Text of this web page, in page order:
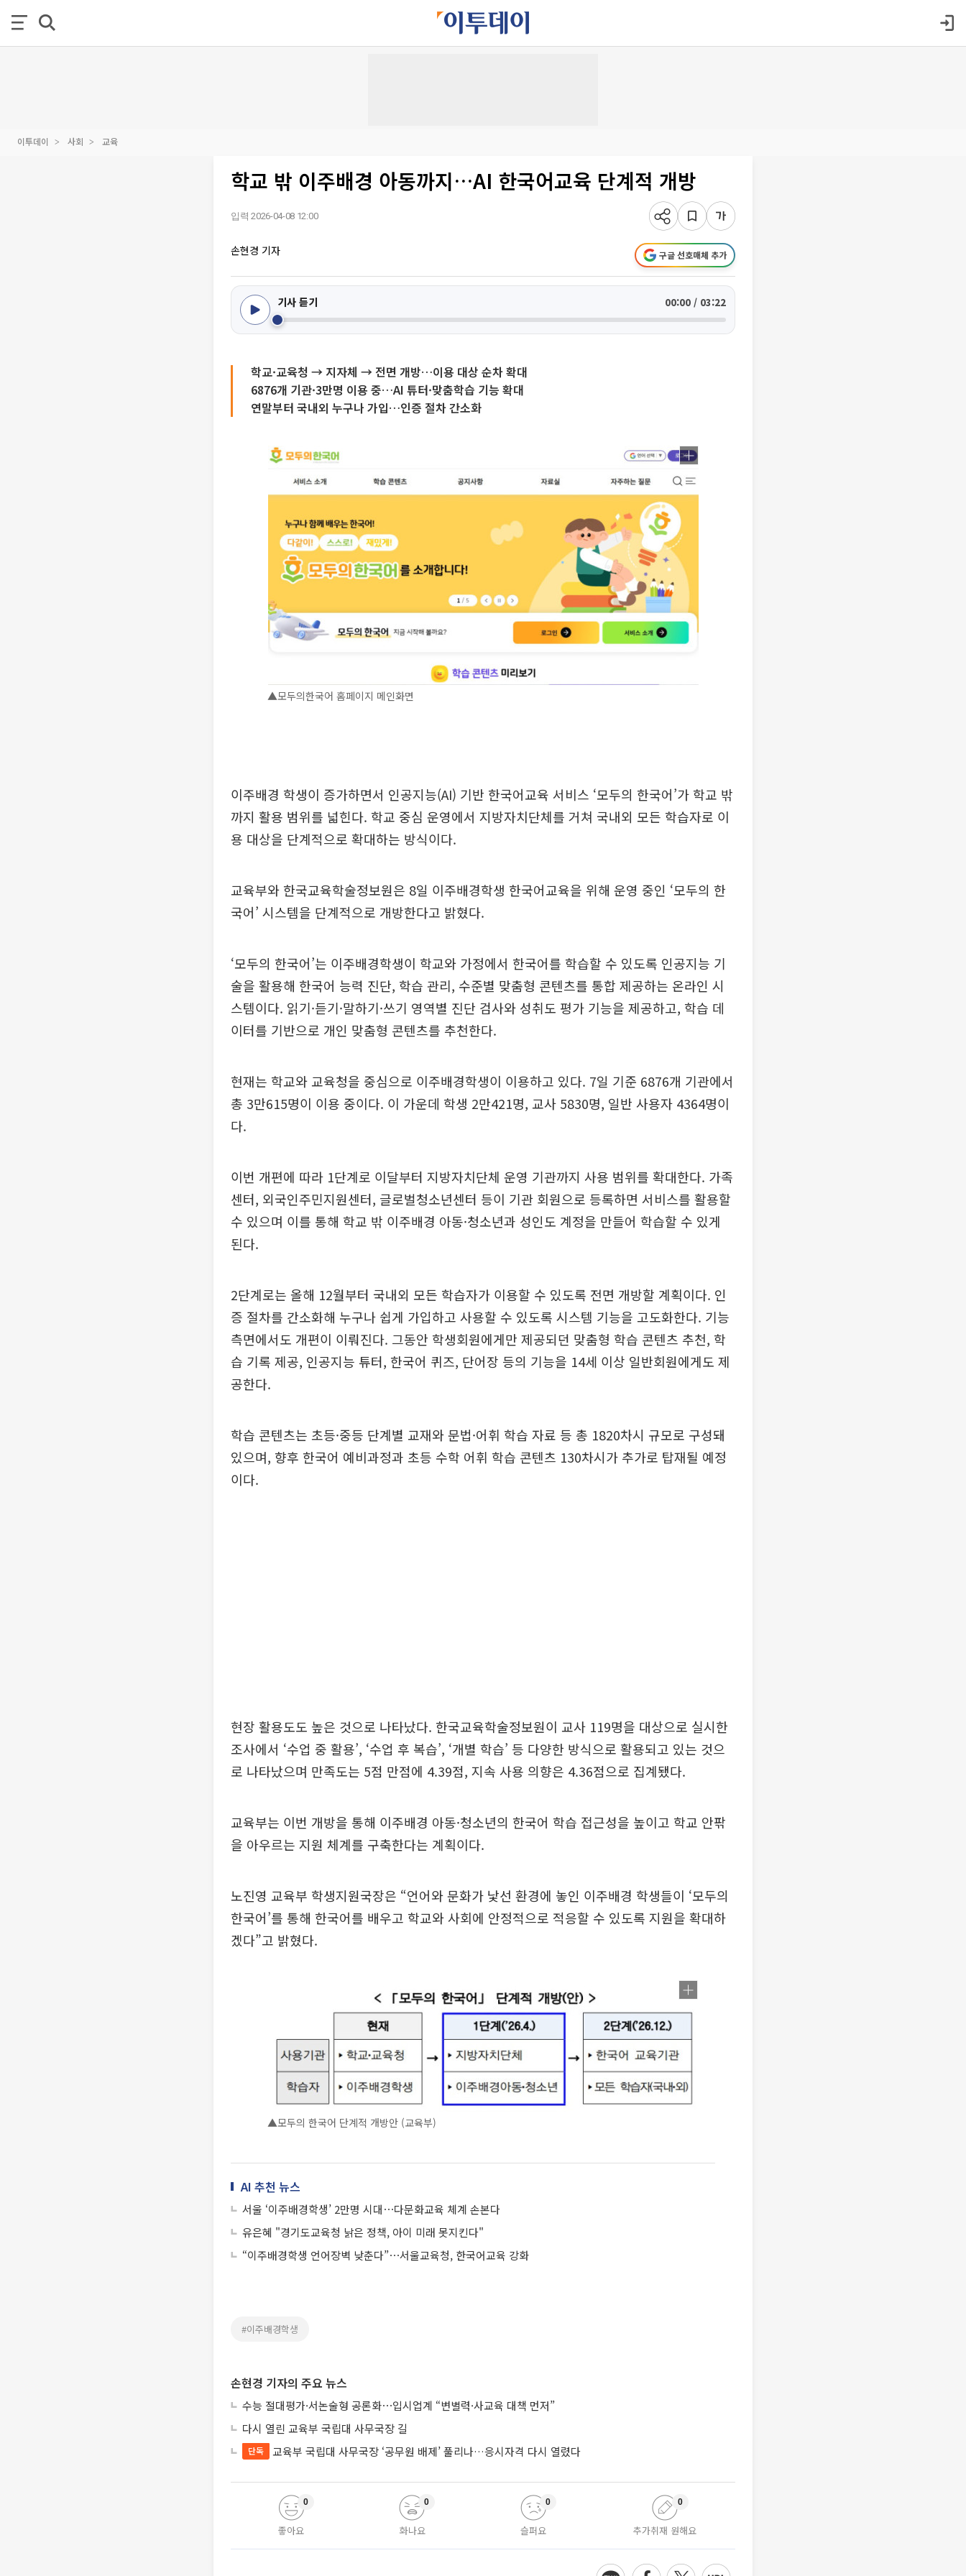
이투데이 사회 교육
학교 밖 이주배경 아동까지…AI 한국어교육 단계적 개방
입력 2026-04-08 12:00
손현경 기자 구글 선호매체 추가
기사 듣기 00:00 / 03:22
학교·교육청 → 지자체 → 전면 개방…이용 대상 순차 확대
6876개 기관·3만명 이용 중…AI 튜터·맞춤학습 기능 확대
연말부터 국내외 누구나 가입…인증 절차 간소화
▲모두의한국어 홈페이지 메인화면
이주배경 학생이 증가하면서 인공지능(AI) 기반 한국어교육 서비스 ‘모두의 한국어’가 학교 밖
까지 활용 범위를 넓힌다. 학교 중심 운영에서 지방자치단체를 거쳐 국내외 모든 학습자로 이
용 대상을 단계적으로 확대하는 방식이다.
교육부와 한국교육학술정보원은 8일 이주배경학생 한국어교육을 위해 운영 중인 ‘모두의 한
국어’ 시스템을 단계적으로 개방한다고 밝혔다.
‘모두의 한국어’는 이주배경학생이 학교와 가정에서 한국어를 학습할 수 있도록 인공지능 기
술을 활용해 한국어 능력 진단, 학습 관리, 수준별 맞춤형 콘텐츠를 통합 제공하는 온라인 시
스템이다. 읽기·듣기·말하기·쓰기 영역별 진단 검사와 성취도 평가 기능을 제공하고, 학습 데
이터를 기반으로 개인 맞춤형 콘텐츠를 추천한다.
현재는 학교와 교육청을 중심으로 이주배경학생이 이용하고 있다. 7일 기준 6876개 기관에서
총 3만615명이 이용 중이다. 이 가운데 학생 2만421명, 교사 5830명, 일반 사용자 4364명이
다.
이번 개편에 따라 1단계로 이달부터 지방자치단체 운영 기관까지 사용 범위를 확대한다. 가족
센터, 외국인주민지원센터, 글로벌청소년센터 등이 기관 회원으로 등록하면 서비스를 활용할
수 있으며 이를 통해 학교 밖 이주배경 아동·청소년과 성인도 계정을 만들어 학습할 수 있게
된다.
2단계로는 올해 12월부터 국내외 모든 학습자가 이용할 수 있도록 전면 개방할 계획이다. 인
증 절차를 간소화해 누구나 쉽게 가입하고 사용할 수 있도록 시스템 기능을 고도화한다. 기능
측면에서도 개편이 이뤄진다. 그동안 학생회원에게만 제공되던 맞춤형 학습 콘텐츠 추천, 학
습 기록 제공, 인공지능 튜터, 한국어 퀴즈, 단어장 등의 기능을 14세 이상 일반회원에게도 제
공한다.
학습 콘텐츠는 초등·중등 단계별 교재와 문법·어휘 학습 자료 등 총 1820차시 규모로 구성돼
있으며, 향후 한국어 예비과정과 초등 수학 어휘 학습 콘텐츠 130차시가 추가로 탑재될 예정
이다.
현장 활용도도 높은 것으로 나타났다. 한국교육학술정보원이 교사 119명을 대상으로 실시한
조사에서 ‘수업 중 활용’, ‘수업 후 복습’, ‘개별 학습’ 등 다양한 방식으로 활용되고 있는 것으
로 나타났으며 만족도는 5점 만점에 4.39점, 지속 사용 의향은 4.36점으로 집계됐다.
교육부는 이번 개방을 통해 이주배경 아동·청소년의 한국어 학습 접근성을 높이고 학교 안팎
을 아우르는 지원 체계를 구축한다는 계획이다.
노진영 교육부 학생지원국장은 “언어와 문화가 낯선 환경에 놓인 이주배경 학생들이 ‘모두의
한국어’를 통해 한국어를 배우고 학교와 사회에 안정적으로 적응할 수 있도록 지원을 확대하
겠다”고 밝혔다.
▲모두의 한국어 단계적 개방안 (교육부)
AI 추천 뉴스
서울 ‘이주배경학생’ 2만명 시대⋯다문화교육 체계 손본다
유은혜 "경기도교육청 낡은 정책, 아이 미래 못지킨다"
“이주배경학생 언어장벽 낮춘다”⋯서울교육청, 한국어교육 강화
#이주배경학생
손현경 기자의 주요 뉴스
수능 절대평가·서논술형 공론화⋯입시업계 “변별력·사교육 대책 먼저”
다시 열린 교육부 국립대 사무국장 길
단독 교육부 국립대 사무국장 ‘공무원 배제’ 풀리나…응시자격 다시 열렸다
좋아요
0
화나요
0
슬퍼요
0
추가취재 원해요
0